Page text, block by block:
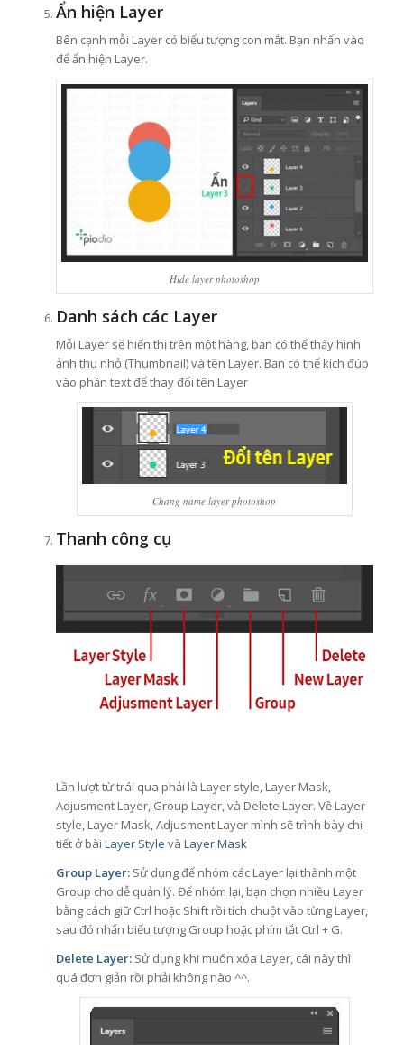
Ẩn hiện Layer
Bên cạnh mỗi Layer có biểu tượng con mắt. Bạn nhấn vào
để ẩn hiện Layer.
Hide layer photoshop
Danh sách các Layer
Mỗi Layer sẽ hiển thị trên một hàng, bạn có thể thấy hình
ảnh thu nhỏ (Thumbnail) và tên Layer. Bạn có thể kích đúp
vào phần text để thay đổi tên Layer
Chang name layer photoshop
Thanh công cụ
Lần lượt từ trái qua phải là Layer style, Layer Mask,
Adjusment Layer, Group Layer, và Delete Layer. Về Layer
style, Layer Mask, Adjusment Layer mình sẽ trình bày chi
tiết ở bài Layer Style và Layer Mask
Group Layer:Sử dụng để nhóm các Layer lại thành một
Group cho dễ quản lý. Để nhóm lại, bạn chọn nhiều Layer
bằng cách giữ Ctrl hoặc Shift rồi tích chuột vào từng Layer,
sau đó nhấn biểu tượng Group hoặc phím tắt Ctrl + G.
Delete Layer:Sử dụng khi muốn xóa Layer, cái này thì
quá đơn giản rồi phải không nào ^^.